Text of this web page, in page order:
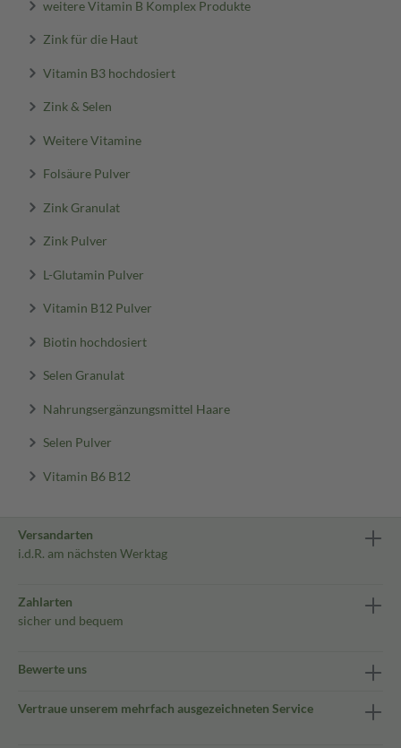
weitere Vitamin B Komplex Produkte
Zink für die Haut
Vitamin B3 hochdosiert
Zink & Selen
Weitere Vitamine
Folsäure Pulver
Zink Granulat
Zink Pulver
L-Glutamin Pulver
Vitamin B12 Pulver
Biotin hochdosiert
Selen Granulat
Nahrungsergänzungsmittel Haare
Selen Pulver
Vitamin B6 B12
Versandarten
i.d.R. am nächsten Werktag
Zahlarten
sicher und bequem
Bewerte uns
Vertraue unserem mehrfach ausgezeichneten Service